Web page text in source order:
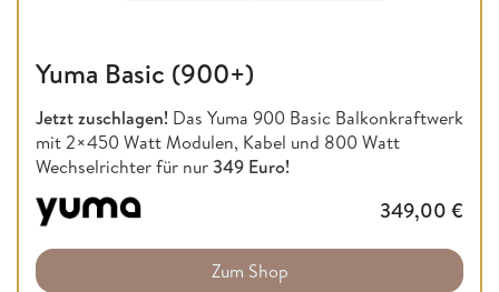
Yuma Basic (900+)
Jetzt zuschlagen! Das Yuma 900 Basic Balkonkraftwerk
mit 2×450 Watt Modulen, Kabel und 800 Watt
Wechselrichter für nur 349 Euro!
349,00 €
Zum Shop